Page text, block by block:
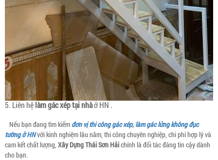
5. Liên hệlàm gác xép tại nhàở HN .
Nếu bạn đang tìm kiếm đơn vị thi công gác xép, làm gác lửng không đục
tường ở HNvới kinh nghiệm lâu năm, thi công chuyên nghiệp, chi phí hợp lý và
cam kết chất lượng, Xây Dựng Thái Sơn Hảichính là đối tác đáng tin cậy dành
cho bạn.